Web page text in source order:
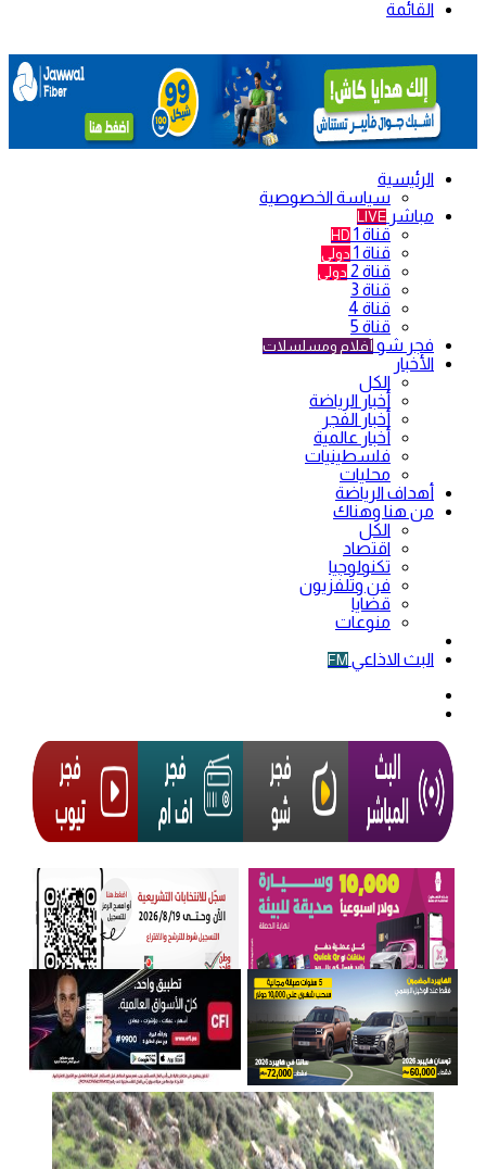
القائمة
الرئيسية
سياسة الخصوصية
مباشر LIVE
قناة 1 HD
قناة 1 دولي
قناة 2 دولي
قناة 3
قناة 4
قناة 5
فجر شو أفلام ومسلسلات
الأخبار
الكل
أخبار الرياضة
أخبار الفجر
أخبار عالمية
فلسطينيات
محليات
أهداف الرياضة
من هنا وهناك
الكل
اقتصاد
تكنولوجيا
فن وتلفزيون
قضايا
منوعات
البث الاذاعي FM